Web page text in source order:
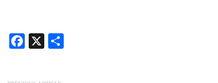
Facebook
X